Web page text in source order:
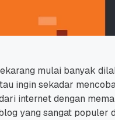
mulai banyak
ingin sekadar
internet dengan
yang sangat populer